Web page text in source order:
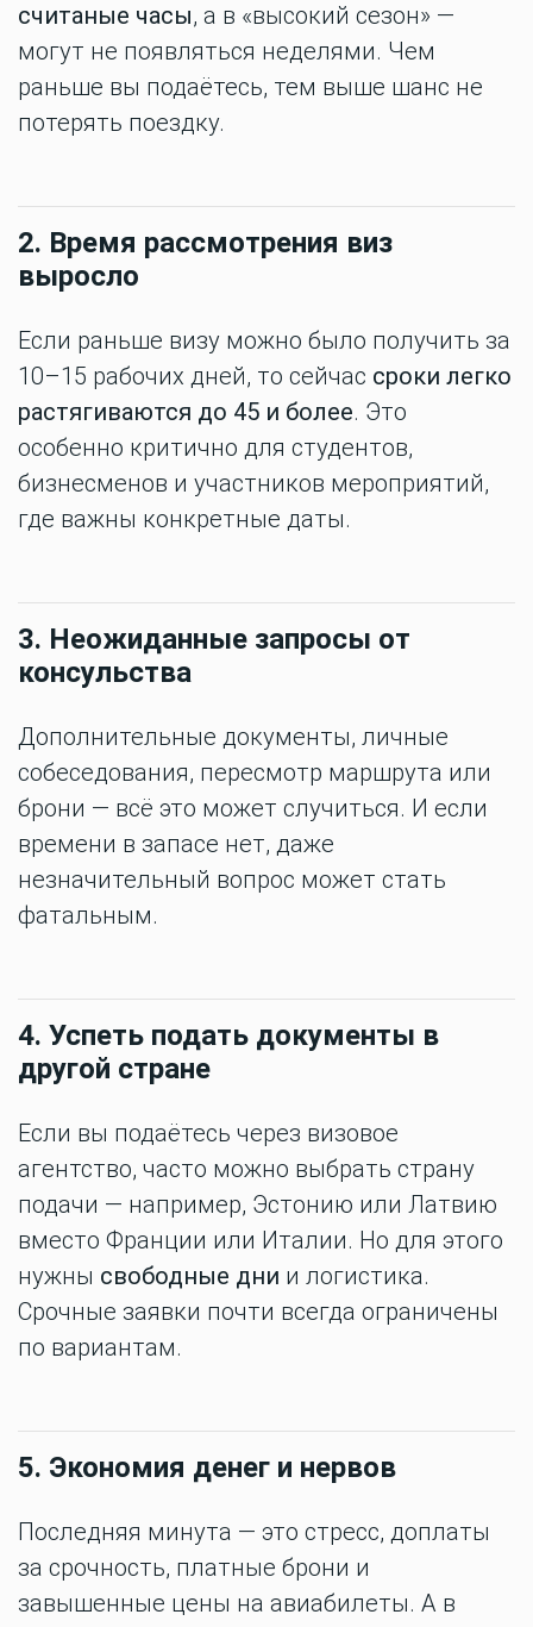
считаные часы, а в «высокий сезон» —
могут не появляться неделями. Чем
раньше вы подаётесь, тем выше шанс не
потерять поездку.
2. Время рассмотрения виз
выросло
Если раньше визу можно было получить за
10–15 рабочих дней, то сейчас сроки легко
растягиваются до 45 и более. Это
особенно критично для студентов,
бизнесменов и участников мероприятий,
где важны конкретные даты.
3. Неожиданные запросы от
консульства
Дополнительные документы, личные
собеседования, пересмотр маршрута или
брони — всё это может случиться. И если
времени в запасе нет, даже
незначительный вопрос может стать
фатальным.
4. Успеть подать документы в
другой стране
Если вы подаётесь через визовое
агентство, часто можно выбрать страну
подачи — например, Эстонию или Латвию
вместо Франции или Италии. Но для этого
нужны свободные дни и логистика.
Срочные заявки почти всегда ограничены
по вариантам.
5. Экономия денег и нервов
Последняя минута — это стресс, доплаты
за срочность, платные брони и
завышенные цены на авиабилеты. А в